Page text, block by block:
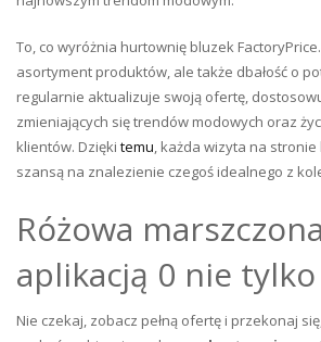
To, co wyróżnia hurtownię bluzek
asortyment produktów, ale także dbałość o
regularnie aktualizuje swoją ofertę,
zmieniających się trendów modowych oraz
klientów. Dzięki temu, każda wizyta na
szansą na znalezienie czegoś idealnego z
Różowa
aplikacją 0 nie tylko
Nie czekaj, zobacz pełną ofertę i przekonaj